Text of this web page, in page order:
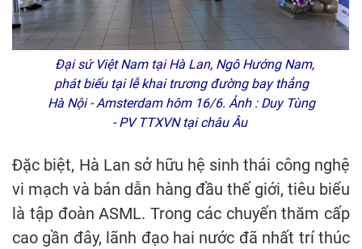
Đại sứ Việt Nam tại Hà Lan, Ngô Hướng Nam,
phát biểu tại lễ khai trương đường bay thẳng
Hà Nội - Amsterdam hôm 16/6. Ảnh : Duy Tùng
- PV TTXVN tại châu Âu
Đặc biệt, Hà Lan sở hữu hệ sinh thái công nghệ
vi mạch và bán dẫn hàng đầu thế giới, tiêu biểu
là tập đoàn ASML. Trong các chuyến thăm cấp
cao gần đây, lãnh đạo hai nước đã nhất trí thúc